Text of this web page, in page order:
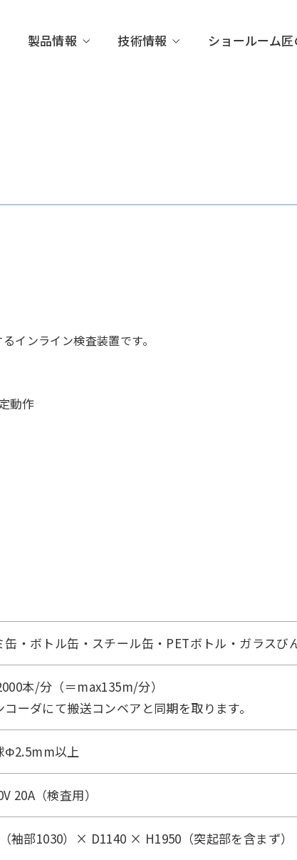
製品情報 技術情報 ショールーム
インライン検査装置です。
動作
缶・ボトル缶・スチール缶・PETボトル・ガラスび
本/分（＝max135m/分）
ーダにて搬送コンベアと同期を取ります。
Φ2.5mm以上
20A（検査用）
袖部1030）× D1140 × H1950（突起部を含まず）